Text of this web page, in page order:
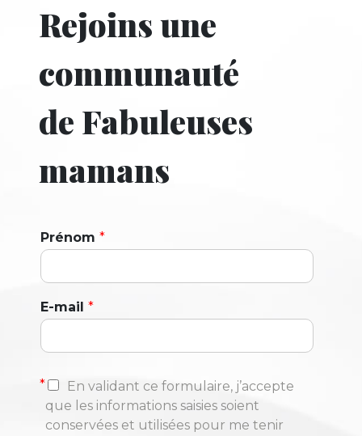
Rejoins une
communauté
de Fabuleuses
mamans
Prénom *
E-mail *
*
En validant ce formulaire, j’accepte
que les informations saisies soient
conservées et utilisées pour me tenir